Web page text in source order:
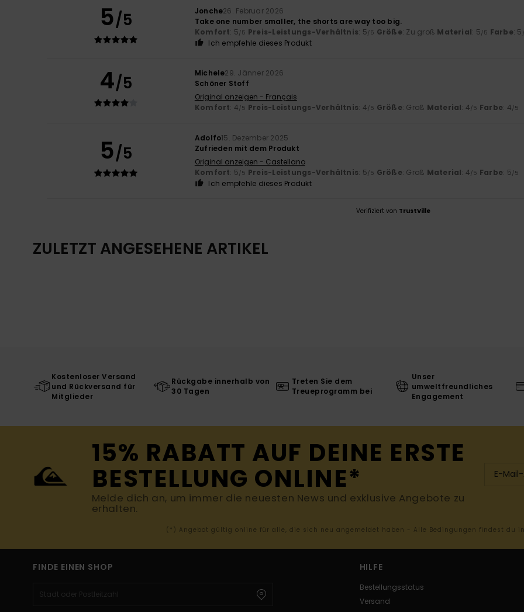
5/5 Jonche26. Februar 2026
Take one number smaller, the shorts are way too big.
Komfort: 5 /5 Preis-Leistungs-Verhältnis: 5 /5 Größe: Zu groß Material: 5 /5 Farbe: 5
Ich empfehle dieses Produkt
4/5 Michele29. Jänner 2026
Schöner Stoff
Original anzeigen - Français
Komfort: 4 /5 Preis-Leistungs-Verhältnis: 4 /5 Größe: Groß Material: 4 /5 Farbe: 4 /5
5/5
Adolfo15. Dezember 2025
Zufrieden mit dem Produkt
Original anzeigen - Castellano
Komfort: 5 /5 Preis-Leistungs-Verhältnis: 5 /5 Größe: Groß Material: 4 /5 Farbe: 5 /5
Ich empfehle dieses Produkt
Verifiziert von TrustVille
ZULETZT ANGESEHENE ARTIKEL
Kostenloser Versand
und Rückversand für
Mitglieder
Rückgabe innerhalb von
30 Tagen
Treten Sie dem
Treueprogramm bei
Unser
umweltfreundliches
Engagement
15% RABATT AUF DEINE ERSTE
BESTELLUNG ONLINE*
Melde dich an, um immer die neuesten News und exklusive Angebote zu
erhalten.
(*) Angebot gültig online für alle, die sich neu angemeldet haben - Alle Bedingungen findest du
FINDE EINEN SHOP HILFE
Bestellungsstatus
Versand